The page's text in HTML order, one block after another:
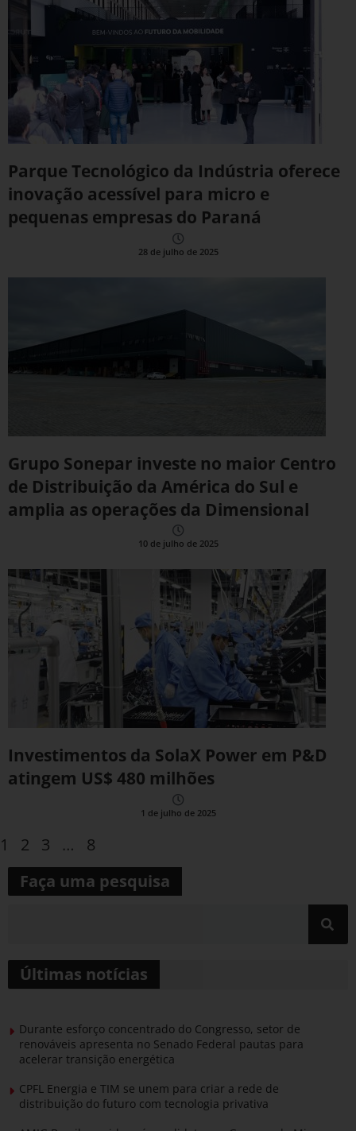
Parque Tecnológico da Indústria oferece
inovação acessível para micro e
pequenas empresas do Paraná
28 de julho de 2025
Grupo Sonepar investe no maior Centro
de Distribuição da América do Sul e
amplia as operações da Dimensional
10 de julho de 2025
Investimentos da SolaX Power em P&D
atingem US$ 480 milhões
1 de julho de 2025
1 2 3 …
8
Faça uma pesquisa
Últimas notícias
Durante esforço concentrado do Congresso, setor de
renováveis apresenta no Senado Federal pautas para
acelerar transição energética
CPFL Energia e TIM se unem para criar a rede de
distribuição do futuro com tecnologia privativa